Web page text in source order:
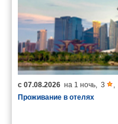
с 07.08.2026 на 1 ночь 3
Проживание в отелях